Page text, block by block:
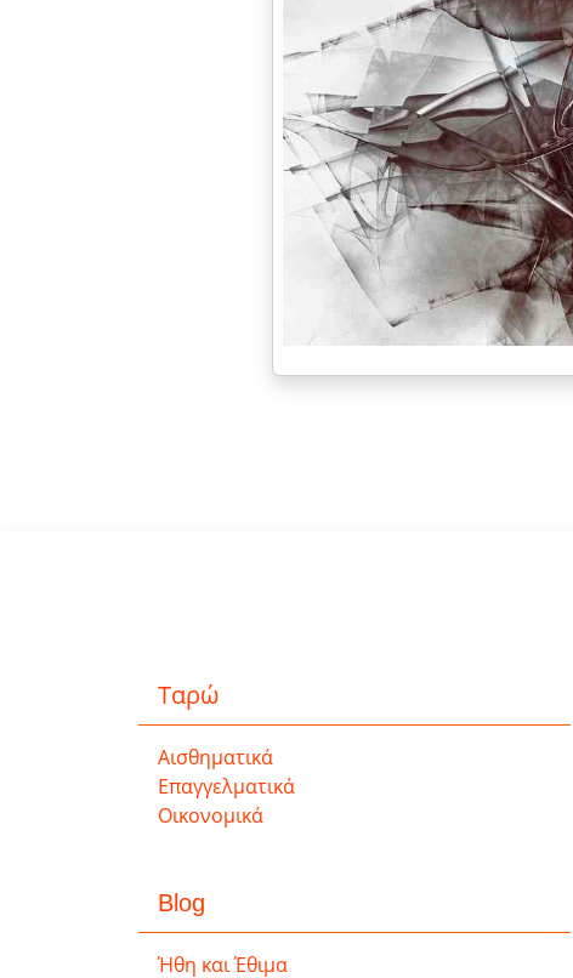
Ταρώ
Αισθηματικά
Επαγγελματικά
Οικονομικά
Blog
Ήθη και Έθιμα